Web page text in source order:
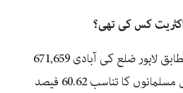
کس کی تھی؟
1941 کی مردم شماری کے مطابق لاہور ضلع کی آبادی 671,659
افراد پر مشتمل تھی جن میں مسلمانوں کا تناسب 60.62 فیصد